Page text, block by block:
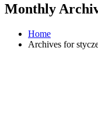
Monthly
Home
Archives for